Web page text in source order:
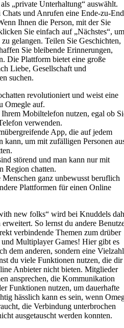
„private Unterhaltung“ auswählt.
und Anrufen eine Ende-zu-
Ihnen die Person, mit der Sie
Sie einfach auf „Nächstes“, um
gelangen. Teilen Sie Geschichten,
Sie bleibende Erinnerungen,
Die Plattform bietet eine große
Liebe, Gesellschaft und
suchen.
revolutioniert und weist eine
Omegle auf.
Mobiltelefon nutzen, egal ob
verwenden.
App, die auf jedem
kann, um mit zufälligen Personen
störend und man kann nur mit
Region chatten.
ganz unbewusst beruflich
Plattformen für einen Online
new folks“ wird bei Knuddels
So lernst du andere
verbindende Themen zum drüber
Multiplayer Games! Hier gibt es
dem anderen, sondern eine Vielzahl
du viele Funktionen nutzen, die dir
Anbieter nicht bieten. Mitglieder
ansprechen, die Kommunikation
Funktionen nutzen, um dauerhafte
hässlich kann es sein, wenn
die Verbindung unterbrochen
ausgetauscht werden konnten.